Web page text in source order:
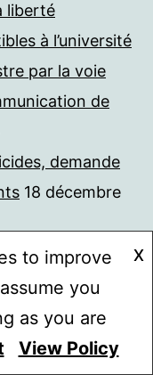
liberté
à l’université
par la voie
de
demande
18 décembre
au privé. Une
12
ma
to improve
you
as you are
X
View Policy
Mode sombre :